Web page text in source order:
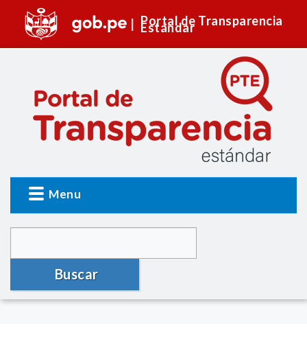
Portal de Transparencia
Estándar
Menu
Buscar